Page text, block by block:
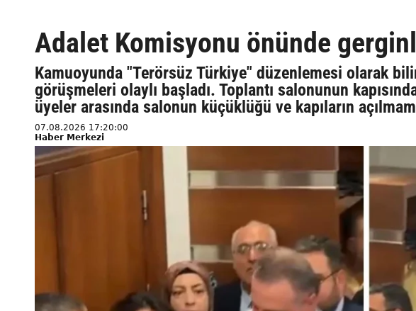
Adalet Komisyonu önünde
Kamuoyunda "Terörsüz Türkiye" düzenlemesi olarak
görüşmeleri olaylı başladı. Toplantı salonunun
üyeler arasında salonun küçüklüğü ve kapıların
07.08.2026 17:20:00
Haber Merkezi